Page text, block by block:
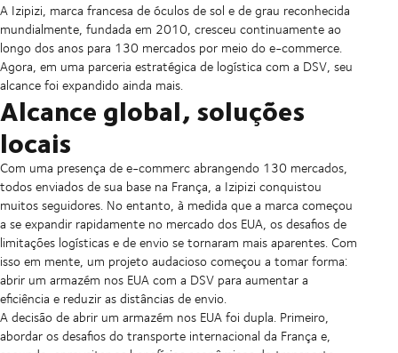
A Izipizi, marca francesa de óculos de sol e de grau reconhecida
mundialmente, fundada em 2010, cresceu continuamente ao
longo dos anos para 130 mercados por meio do e-commerce.
Agora, em uma parceria estratégica de logística com a DSV, seu
alcance foi expandido ainda mais.
Alcance global, soluções
locais
Com uma presença de e-commerc abrangendo 130 mercados,
todos enviados de sua base na França, a Izipizi conquistou
muitos seguidores. No entanto, à medida que a marca começou
a se expandir rapidamente no mercado dos EUA, os desafios de
limitações logísticas e de envio se tornaram mais aparentes. Com
isso em mente, um projeto audacioso começou a tomar forma:
abrir um armazém nos EUA com a DSV para aumentar a
eficiência e reduzir as distâncias de envio.
A decisão de abrir um armazém nos EUA foi dupla. Primeiro,
abordar os desafios do transporte internacional da França e,